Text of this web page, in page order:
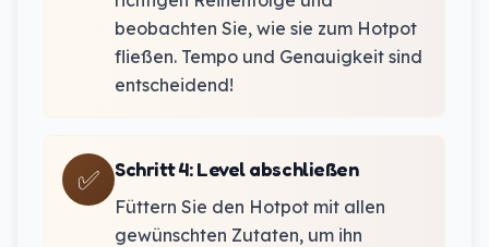
beobachten Sie, wie sie zum Hotpot
fließen. Tempo und Genauigkeit sind
entscheidend!
✅ Schritt 4:Level abschließen
Füttern Sie den Hotpot mit allen
gewünschten Zutaten, um ihn